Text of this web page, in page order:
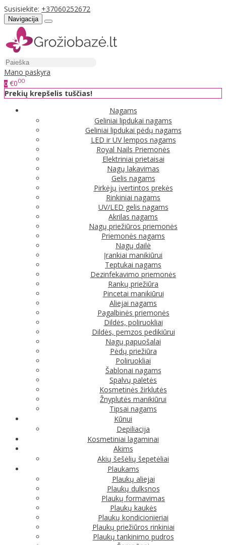
Susisiekite: +37060252672
Navigacija
Mano paskyra
0 €000
Prekių krepšelis tuščias!
Nagams
Geliniai lipdukai nagams
Geliniai lipdukai pėdų nagams
LED ir UV lempos nagams
Royal Nails Priemonės
Elektriniai prietaisai
Nagų lakavimas
Gelis nagams
Pirkėjų įvertintos prekės
Rinkiniai nagams
UV/LED gelis nagams
Akrilas nagams
Nagų priežiūros priemonės
Priemonės nagams
Nagų dailė
Įrankiai manikiūrui
Teptukai nagams
Dezinfekavimo priemonės
Rankų priežiūra
Pincetai manikiūrui
Aliejai nagams
Pagalbinės priemonės
Dildės, poliruokliai
Dildės, pemzos pedikiūrui
Nagų papuošalai
Pėdų priežiūra
Poliruokliai
Šablonai nagams
Spalvų paletės
Kosmetinės žirklutės
Žnyplutės manikiūrui
Tipsai nagams
Kūnui
Depiliacija
Kosmetiniai lagaminai
Akims
Akių šešėlių šepetėliai
Plaukams
Plaukų aliejai
Plaukų dulksnos
Plaukų formavimas
Plaukų kaukės
Plaukų kondicionieriai
Plaukų priežiūros rinkiniai
Plaukų tankinimo pudros